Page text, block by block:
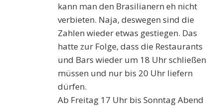
kann man den Brasilianern eh nicht
verbieten. Naja, deswegen sind die
Zahlen wieder etwas gestiegen. Das
hatte zur Folge, dass die Restaurants
und Bars wieder um 18 Uhr schließen
müssen und nur bis 20 Uhr liefern
dürfen.
Ab Freitag 17 Uhr bis Sonntag Abend